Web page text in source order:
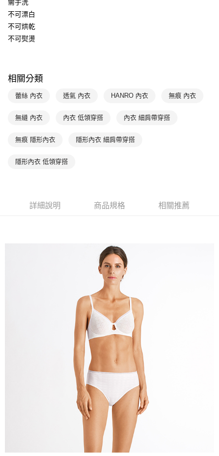
台灣樂天信用卡公司
付款後全家取貨$888免運-以PackAge+配客嘉循環箱包裝寄出
每筆NT$90，滿NT$888(含以上)免運費
付款後7-11取貨
每筆NT$90，滿NT$1,000(含以上)免運費
需手洗
不可漂白
不可烘乾
不可熨燙
相關分類
蕾絲 內衣 透氣 內衣 HANRO 內衣 無痕 內衣
無縫 內衣 內衣 低領穿搭 內衣 細肩帶穿搭
無痕 隱形內衣 隱形內衣 細肩帶穿搭
隱形內衣 低領穿搭
詳細說明 商品規格 相關推薦